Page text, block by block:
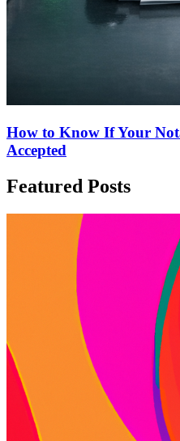
How to Know If Your
Accepted
Featured Posts